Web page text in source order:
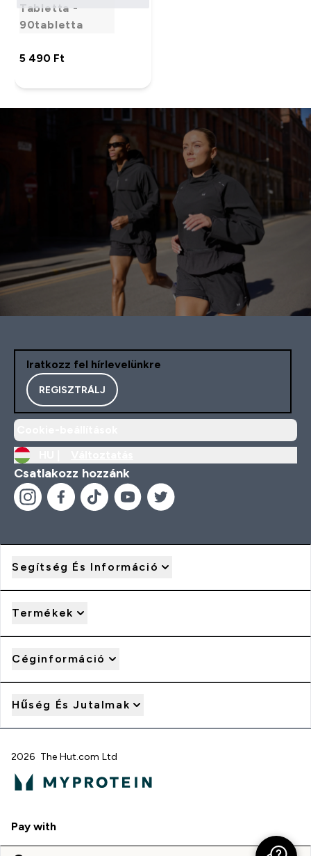
Tabletta -
90tabletta
5 490 Ft‎
Iratkozz fel hírlevelünkre
REGISZTRÁLJ
Csatlakozz hozzánk
Segítség És Információ
Termékek
Céginformáció
Hűség És Jutalmak
2026 The Hut.com Ltd
Pay with